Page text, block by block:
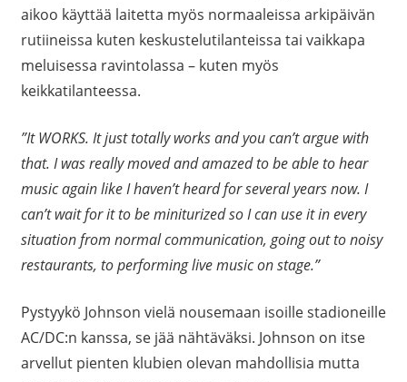
aikoo käyttää laitetta myös normaaleissa arkipäivän
rutiineissa kuten keskustelutilanteissa tai vaikkapa
meluisessa ravintolassa – kuten myös
keikkatilanteessa.
”It WORKS. It just totally works and you can’t argue with
that. I was really moved and amazed to be able to hear
music again like I haven’t heard for several years now. I
can’t wait for it to be miniturized so I can use it in every
situation from normal communication, going out to noisy
restaurants, toperforming live music on stage.”
Pystyykö Johnson vielä nousemaan isoille stadioneille
AC/DC:n kanssa, se jää nähtäväksi. Johnson on itse
arvellut pienten klubien olevan mahdollisia mutta